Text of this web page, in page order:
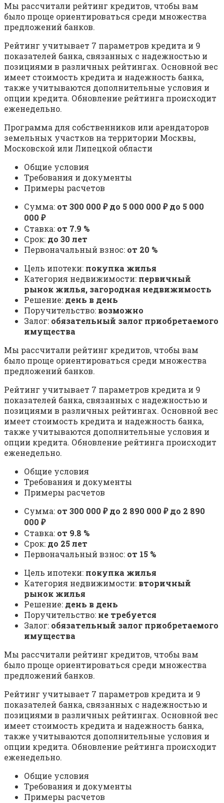
Мы рассчитали рейтинг кредитов, чтобы вам
было проще ориентироваться среди множества
предложений банков.
Рейтинг учитывает 7 параметров кредита и 9
показателей банка, связанных с надежностью и
позициями в различных рейтингах. Основной вес
имеет стоимость кредита и надежность банка,
также учитываются дополнительные условия и
опции кредита. Обновление рейтинга происходит
еженедельно.
Программа для собственников или арендаторов
земельных участков на территории Москвы,
Московской или Липецкой области
Общие условия
Требования и документы
Примеры расчетов
Сумма: от 300 000 ₽ до 5 000 000 ₽ до 5 000
000 ₽
Ставка: от 7.9 %
Срок: до 30 лет
Первоначальный взнос: от 20 %
Цель ипотеки: покупка жилья
Категория недвижимости: первичный
рынок жилья, загородная недвижимость
Решение: день в день
Поручительство: возможно
Залог: обязательный залог приобретаемого
имущества
Мы рассчитали рейтинг кредитов, чтобы вам
было проще ориентироваться среди множества
предложений банков.
Рейтинг учитывает 7 параметров кредита и 9
показателей банка, связанных с надежностью и
позициями в различных рейтингах. Основной вес
имеет стоимость кредита и надежность банка,
также учитываются дополнительные условия и
опции кредита. Обновление рейтинга происходит
еженедельно.
Общие условия
Требования и документы
Примеры расчетов
Сумма: от 300 000 ₽ до 2 890 000 ₽ до 2 890
000 ₽
Ставка: от 9.8 %
Срок: до 25 лет
Первоначальный взнос: от 15 %
Цель ипотеки: покупка жилья
Категория недвижимости: вторичный
рынок жилья
Решение: день в день
Поручительство: не требуется
Залог: обязательный залог приобретаемого
имущества
Мы рассчитали рейтинг кредитов, чтобы вам
было проще ориентироваться среди множества
предложений банков.
Рейтинг учитывает 7 параметров кредита и 9
показателей банка, связанных с надежностью и
позициями в различных рейтингах. Основной вес
имеет стоимость кредита и надежность банка,
также учитываются дополнительные условия и
опции кредита. Обновление рейтинга происходит
еженедельно.
Общие условия
Требования и документы
Примеры расчетов